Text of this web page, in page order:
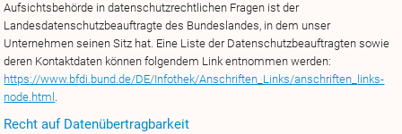
Aufsichtsbehörde in datenschutzrechtlichen Fragen ist der
Landesdatenschutzbeauftragte des Bundeslandes, in dem unser
Unternehmen seinen Sitz hat. Eine Liste der Datenschutzbeauftragten sowie
deren Kontaktdaten können folgendem Link entnommen werden:
https://www.bfdi.bund.de/DE/Infothek/Anschriften_Links/anschriften_links-
node.html .
Recht auf Datenübertragbarkeit